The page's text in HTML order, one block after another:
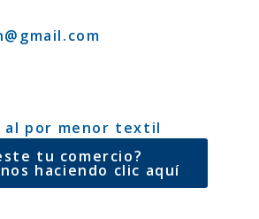
al por menor textil
tu comercio?
haciendo clic aquí